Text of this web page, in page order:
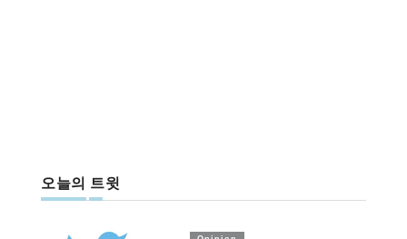
오늘의 트윗